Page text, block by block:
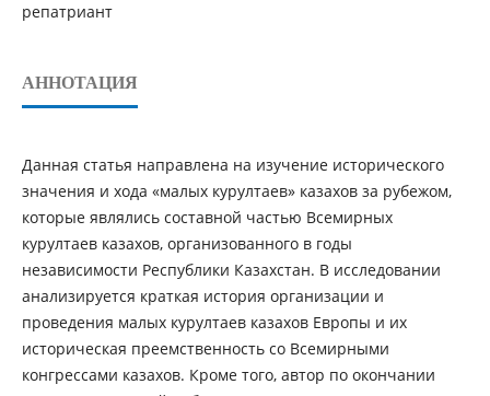
репатриант
АННОТАЦИЯ
Данная статья направлена на изучение исторического
значения и хода «малых курултаев» казахов за рубежом,
которые являлись составной частью Всемирных
курултаев казахов, организованного в годы
независимости Республики Казахстан. В исследовании
анализируется краткая история организации и
проведения малых курултаев казахов Европы и их
историческая преемственность со Всемирными
конгрессами казахов. Кроме того, автор по окончании